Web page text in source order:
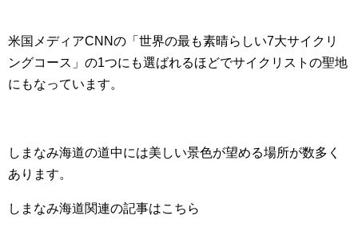
米国メディアCNNの「世界の最も素晴らしい7大サイクリ
ングコース」の1つにも選ばれるほどでサイクリストの聖地
にもなっています。
しまなみ海道の道中には美しい景色が望める場所が数多く
あります。
しまなみ海道関連の記事はこちら